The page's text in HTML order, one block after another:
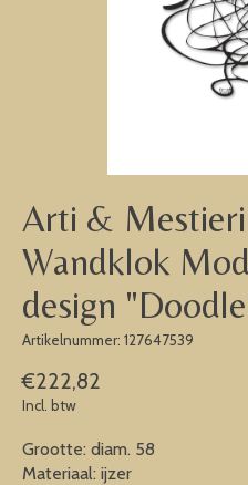
Arti & Mestieri
Wandklok
design
Artikelnummer: 127647539
€222,82
Incl. btw
Grootte: diam. 58
Materiaal: ijzer